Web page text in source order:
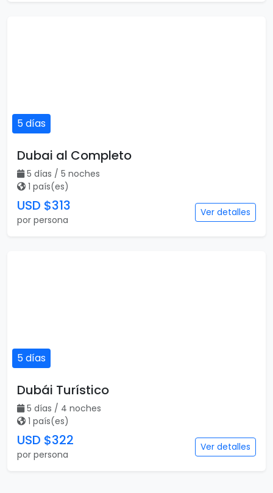
5 días
Dubai al Completo
5 días / 5 noches
1 país(es)
USD $313
por persona
Ver detalles
5 días
Dubái Turístico
5 días / 4 noches
1 país(es)
USD $322
por persona
Ver detalles